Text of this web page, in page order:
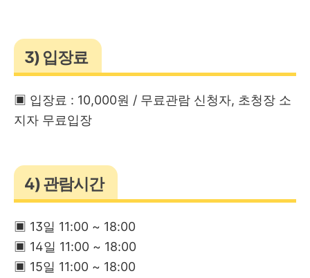
3) 입장료
▣ 입장료 : 10,000원 / 무료관람 신청자, 초청장 소
지자 무료입장
4) 관람시간
▣ 13일 11:00 ~ 18:00
▣ 14일 11:00 ~ 18:00
▣ 15일 11:00 ~ 18:00